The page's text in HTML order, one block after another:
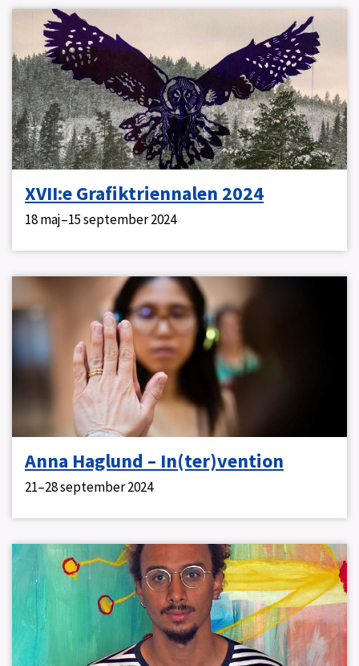
XVII:e Grafiktriennalen 2024
18 maj–15 september 2024
Anna Haglund – In(ter)vention
21–28 september 2024